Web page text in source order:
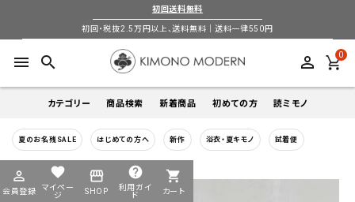
初回送料無料
初回・税抜2.5万円以上、送料無料｜送料一律550円
menu search perm_identity 0
カテゴリー
着物
帯
商品検索
キーワードから探す
search
新着商品 初めての方 読ミモノ
夏のお名残SALE はじめての方へ 新作 浴衣・夏キモノ 試着便
perm_identity
会員登録
favorite
マイペー
ジ
storefront
SHOP
help
利用ガイ
ド
shopping_cart
カート